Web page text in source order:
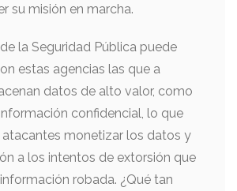
su misión en marcha.
la Seguridad Pública puede
estas agencias las que a
datos de alto valor, como
confidencial, lo que
monetizar los datos y
a los intentos de extorsión que
robada. ¿Qué tan